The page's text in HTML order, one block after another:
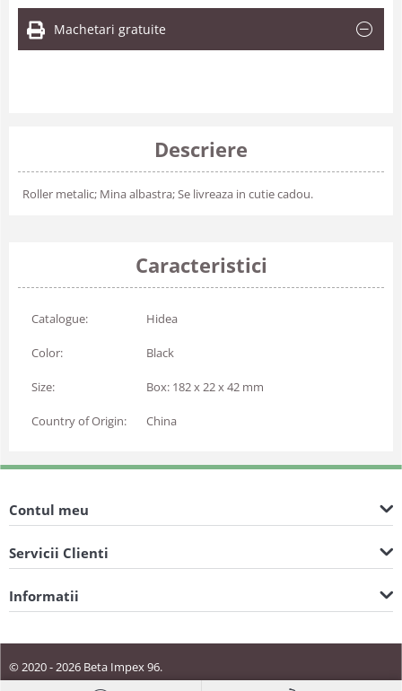
Machetari gratuite
Descriere
Roller metalic; Mina albastra; Se livreaza in cutie cadou.
Caracteristici
Catalogue: Hidea
Color: Black
Size: Box: 182 x 22 x 42 mm
Country of Origin: China
Contul meu
Servicii Clienti
Informatii
© 2020 - 2026 Beta Impex 96.